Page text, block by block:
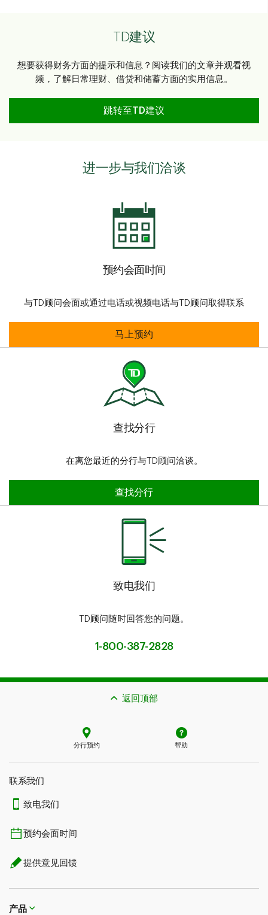
TD建议
想要获得财务方面的提示和信息？阅读我们的文章并观看视
频，了解日常理财、借贷和储蓄方面的实用信息。
跳转至TD建议
进一步与我们洽谈
预约会面时间
与TD顾问会面或通过电话或视频电话与TD顾问取得联系
预约会面时间
马上预约
查找分行
在离您最近的分行与TD顾问洽谈。
查找分行
查找分行
致电我们
TD顾问随时回答您的问题。
1-800-387-2828
返回顶部
分行预约 帮助
联系我们​​​​​​​
致电我们
预约会面时间
提供意见回馈
产品